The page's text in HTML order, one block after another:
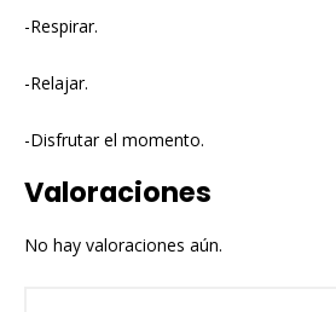
-Respirar.
-Relajar.
-Disfrutar el momento.
Valoraciones
No hay valoraciones aún.